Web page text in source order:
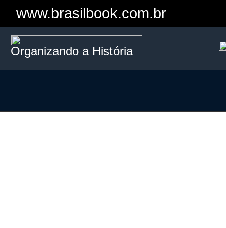
www.brasilbook.com.br
Organizando a História